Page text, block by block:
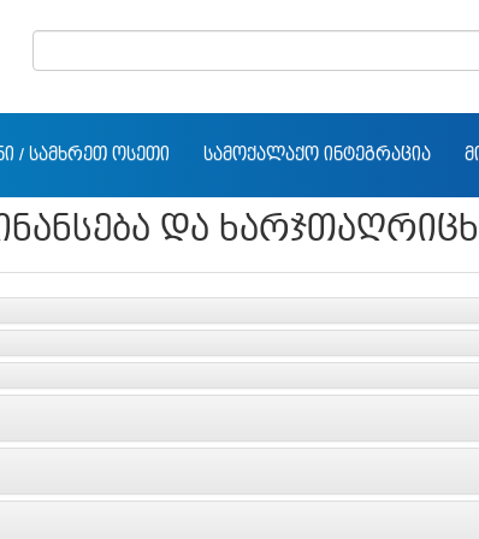
/ ᲡᲐᲛᲮᲠᲔᲗ ᲝᲡᲔᲗᲘ ᲡᲐᲛᲝᲥᲐᲚᲐᲥᲝ ᲘᲜᲢᲔᲒᲠᲐᲪᲘᲐ
ᲓᲐ